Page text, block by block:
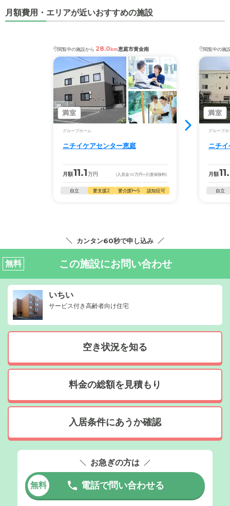
月額費用・エリアが近いおすすめの施設
閲覧中の施設から 28.0 km恵庭市黄金南
満室
グループホーム
ニチイケアセンター恵庭
月額11.1万円 (入居金10万円 +介護保険料)
自立 要支援2 要介護1〜5 認知症可
閲覧中の施
満室
グループホ
ニチ
月額
自立
カンタン60秒で申し込み
無料 この施設にお問い合わせ
いちい
サービス付き高齢者向け住宅
空き状況を知る
料金の総額を見積もり
入居条件にあうか確認
お急ぎの方は
無料 電話で問い合わせる